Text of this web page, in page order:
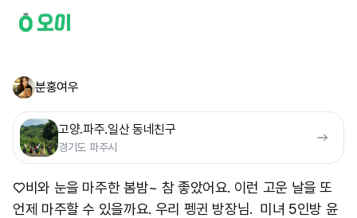
분홍여우
고양.파주.일산 동네친구
경기도 파주시
♡비와 눈을 마주한 봄밤~ 참 좋았어요. 이런 고운 날을 또
언제 마주할 수 있을까요. 우리 펭귄 방장님. 미녀 5인방 윤